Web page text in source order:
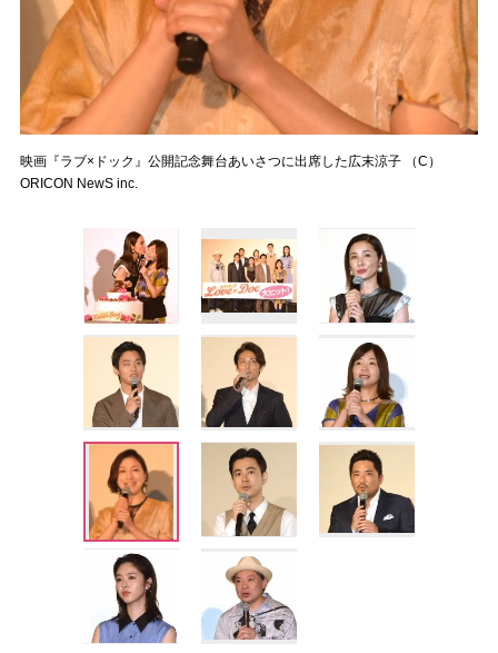
映画『ラブ×ドック』公開記念舞台あいさつに出席した広末涼子 （C）
ORICON NewS inc.